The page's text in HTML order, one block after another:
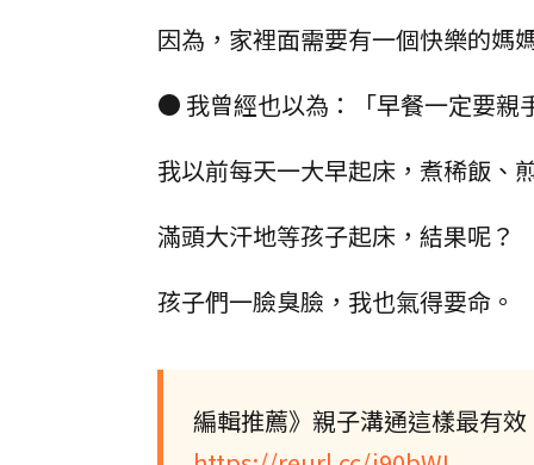
因為，家裡面需要有一個快樂的媽
● 我曾經也以為：「早餐一定要親
我以前每天一大早起床，煮稀飯
滿頭大汗地等孩子起床，結果呢？
孩子們一臉臭臉，我也氣得要命。
編輯推薦》親子溝通這樣最有